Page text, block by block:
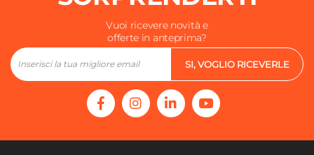
Vuoi ricevere novità e
offerte in anteprima?
SI, VOGLIO RICEVERLE